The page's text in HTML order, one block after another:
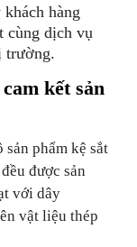
hàng
cùng dịch vụ
trường.
kết sản
sản phẩm kệ sắt
được sản
với dây
vật liệu thép